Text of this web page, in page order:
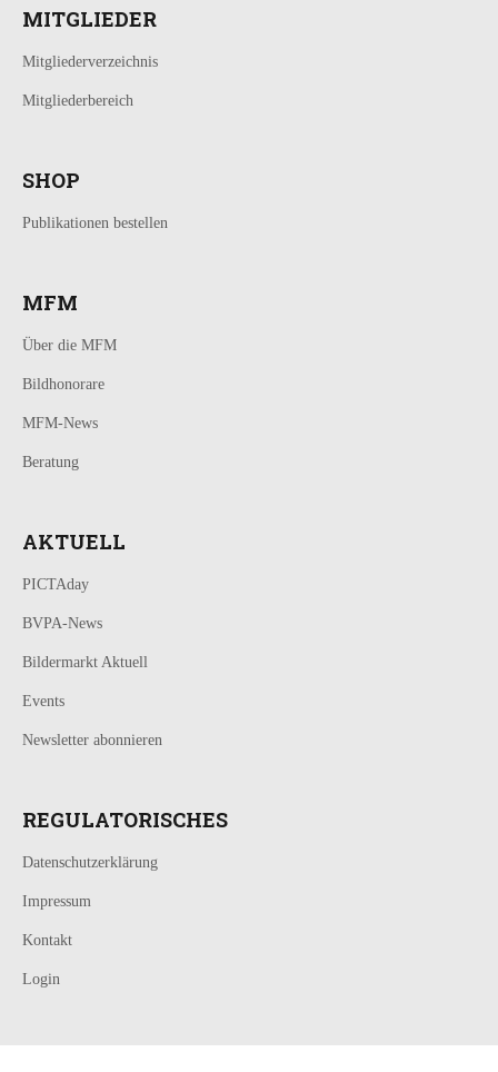
MITGLIEDER
Mitgliederverzeichnis
Mitgliederbereich
SHOP
Publikationen bestellen
MFM
Über die MFM
Bildhonorare
MFM-News
Beratung
AKTUELL
PICTAday
BVPA-News
Bildermarkt Aktuell
Events
Newsletter abonnieren
REGULATORISCHES
Datenschutzerklärung
Impressum
Kontakt
Login